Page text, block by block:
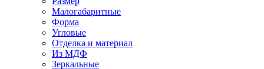
Малогабаритные
Форма
Угловые
Отделка и материал
Из МДФ
Зеркальные